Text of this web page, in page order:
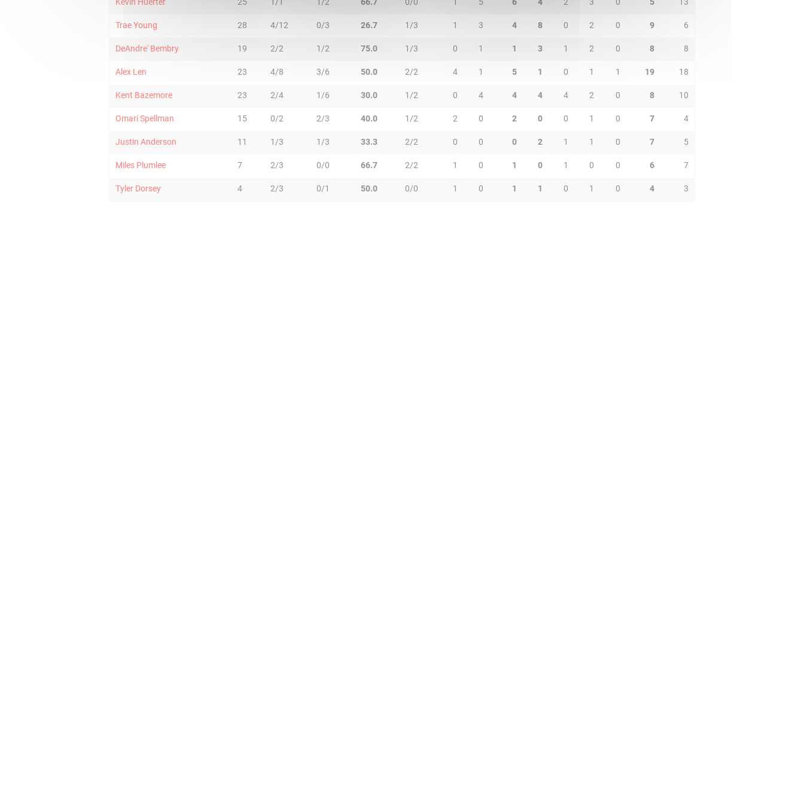
Trae Young 28 4/12 0/3 26.7 1/3 1 3 4 8 0 2 0 9 6
DeAndre' Bembry 19 2/2 1/2 75.0 1/3 0 1 1 3 1 2 0 8 8
Alex Len 23 4/8 3/6 50.0 2/2 4 1 5 1 0 1 1 19 18
Kent Bazemore 23 2/4 1/6 30.0 1/2 0 4 4 4 4 2 0 8 10
Omari Spellman 15 0/2 2/3 40.0 1/2 2 0 2 0 0 1 0 7 4
Justin Anderson 11 1/3 1/3 33.3 2/2 0 0 0 2 1 1 0 7 5
Miles Plumlee 7 2/3 0/0 66.7 2/2 1 0 1 0 1 0 0 6 7
Tyler Dorsey 4 2/3 0/1 50.0 0/0 1 0 1 1 0 1 0 4 3